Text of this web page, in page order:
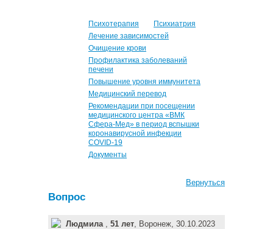
Психотерапия
Психиатрия
Лечение зависимостей
Очищение крови
Профилактика заболеваний
печени
Повышение уровня иммунитета
Медицинский перевод
Рекомендации при посещении
медицинского центра «ВМК
Сфера-Мед» в период вспышки
коронавирусной инфекции
COVID-19
Документы
Вернуться
Вопрос
Людмила , 51 лет, Воронеж, 30.10.2023